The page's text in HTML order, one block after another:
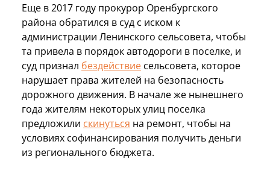
Еще в 2017 году прокурор Оренбургского
района обратился в суд с иском к
администрации Ленинского сельсовета, чтобы
та привела в порядок автодороги в поселке, и
суд признал бездействие сельсовета, которое
нарушает права жителей на безопасность
дорожного движения. В начале же нынешнего
года жителям некоторых улиц поселка
предложили скинуться на ремонт, чтобы на
условиях софинансирования получить деньги
из регионального бюджета.